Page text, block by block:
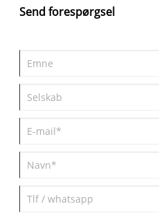
Send forespørgsel